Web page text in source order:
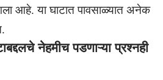
आहे. या घाटात पावसाळ्यात अनेक
नेहमीच पडणाऱ्या प्रश्नही